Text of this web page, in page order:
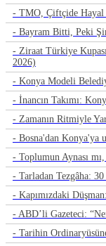
- TMO, Çiftçide Hayal
- Bayram Bitti, Peki
- Ziraat Türkiye
2026)
- Konya Modeli
- İnancın Takımı:
- Zamanın Ritmiyle
- Bosna'dan Konya'ya
- Toplumun Aynası
- Tarladan Tezgâha:
- Kapımızdaki
- ABD’li Gazeteci:
- Tarihin